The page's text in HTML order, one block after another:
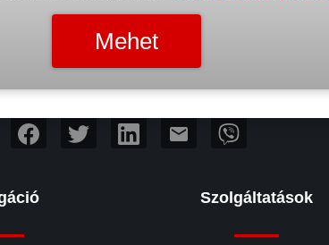
mail
Szolgáltatások